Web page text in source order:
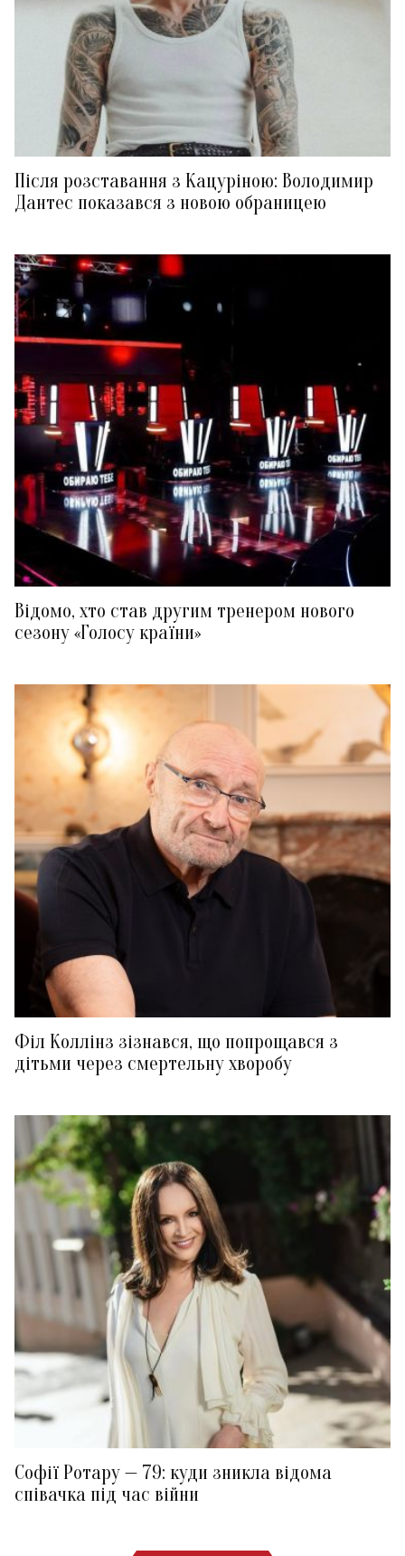
Після розставання з Кацуріною: Володимир
Дантес показався з новою обраницею
Відомо, хто став другим тренером нового
сезону «Голосу країни»
Філ Коллінз зізнався, що попрощався з
дітьми через смертельну хворобу
Софії Ротару — 79: куди зникла відома
співачка під час війни